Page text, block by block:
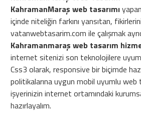
KahramanMaraş web tasarımı
içinde niteliğin farkını yansıtan,
vatanwebtasarim.com ile çalışmak
Kahramanmaraş web tasarım
internet sitenizi son teknolojilere
Css3 olarak, responsive bir biçimde
politikalarına uygun mobil uyumlu web
işyerinizin internet ortamındaki
hazırlayalım.
Henüz Hesabınız
Hemen Hesap